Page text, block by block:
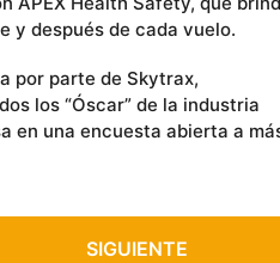
y después de cada vuelo.
por parte de Skytrax,
los “Óscar” de la industria
en una encuesta abierta a
SIGUIENTE